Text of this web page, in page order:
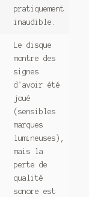
pratiquement
inaudible.
Le disque
montre des
signes
d'avoir été
joué
(sensibles
marques
lumineuses),
mais la
perte de
qualité
sonore est